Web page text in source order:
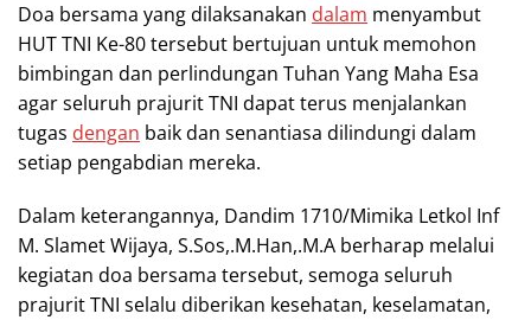
Doa bersama yang dilaksanakan dalam menyambut
HUT TNI Ke-80 tersebut bertujuan untuk memohon
bimbingan dan perlindungan Tuhan Yang Maha Esa
agar seluruh prajurit TNI dapat terus menjalankan
tugas dengan baik dan senantiasa dilindungi dalam
setiap pengabdian mereka.
Dalam keterangannya, Dandim 1710/Mimika Letkol Inf
M. Slamet Wijaya, S.Sos,.M.Han,.M.A berharap melalui
kegiatan doa bersama tersebut, semoga seluruh
prajurit TNI selalu diberikan kesehatan, keselamatan,